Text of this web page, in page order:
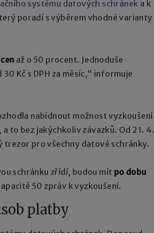
systému datových schránek a k
poradí s výběrem vhodné varianty
až o 50 procent. Jednoduše
Kč s DPH za měsíc,“ informuje
nabídnout možnost vyzkoušení
to bez jakýchkoliv závazků. Od 21. 4.
trezor pro všechny datové schránky.
schránku zřídí, budou mít po dobu
50 zpráv k vyzkoušení.
platby